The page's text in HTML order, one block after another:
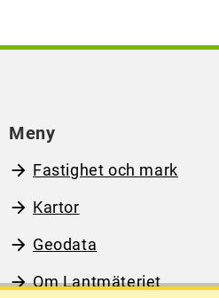
Meny
Fastighet och mark
Kartor
Geodata
Om Lantmäteriet